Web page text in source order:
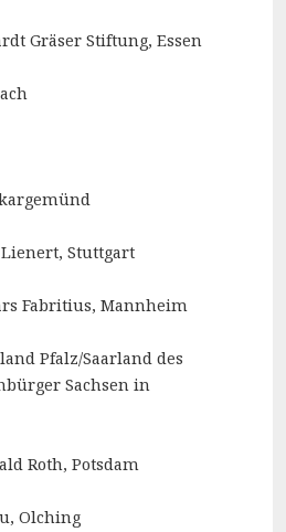
Gräser Stiftung, Essen
Stuttgart
Fabritius, Mannheim
Pfalz/Saarland des
Sachsen in
Roth, Potsdam
Olching